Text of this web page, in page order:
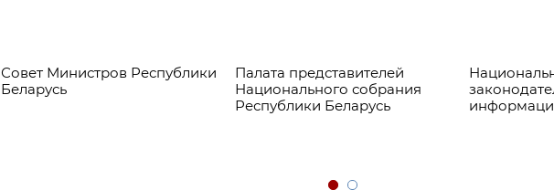
Совет Министров Республики
Беларусь
Палата представителей
Национального собрания
Республики Беларусь